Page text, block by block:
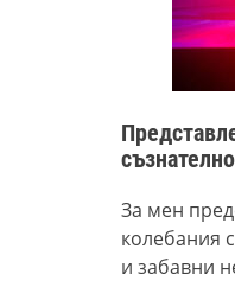
За мен
колебания
и забавни